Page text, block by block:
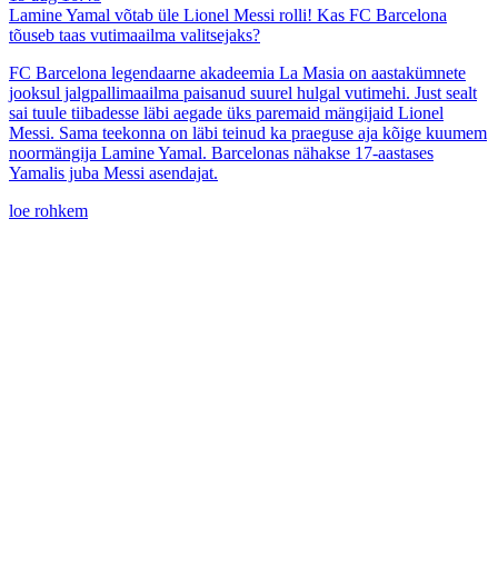
Lamine Yamal võtab üle Lionel Messi rolli! Kas FC Barcelona
tõuseb taas vutimaailma valitsejaks?
FC Barcelona legendaarne akadeemia La Masia on aastakümnete
jooksul jalgpallimaailma paisanud suurel hulgal vutimehi. Just sealt
sai tuule tiibadesse läbi aegade üks paremaid mängijaid Lionel
Messi. Sama teekonna on läbi teinud ka praeguse aja kõige kuumem
noormängija Lamine Yamal. Barcelonas nähakse 17-aastases
Yamalis juba Messi asendajat.
loe rohkem